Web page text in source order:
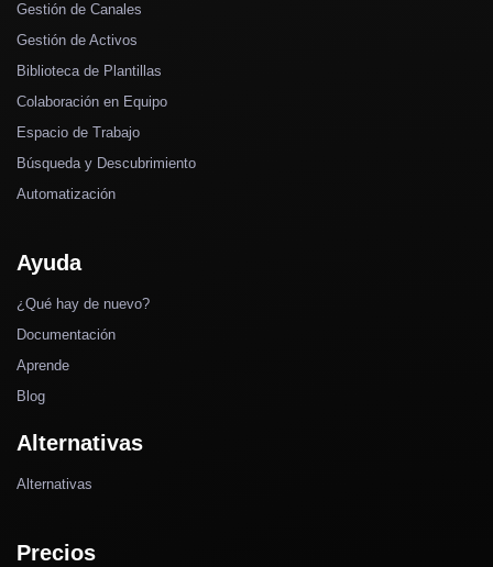
Gestión de Canales
Gestión de Activos
Biblioteca de Plantillas
Colaboración en Equipo
Espacio de Trabajo
Búsqueda y Descubrimiento
Automatización
Ayuda
¿Qué hay de nuevo?
Documentación
Aprende
Blog
Alternativas
Alternativas
Precios